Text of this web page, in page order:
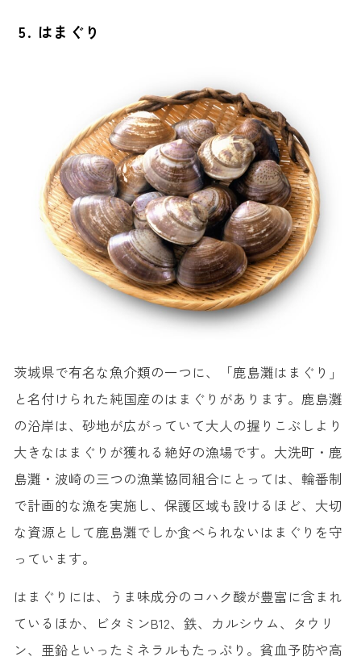
5. はまぐり
茨城県で有名な魚介類の一つに、「鹿島灘はまぐり」
と名付けられた純国産のはまぐりがあります。鹿島灘
の沿岸は、砂地が広がっていて大人の握りこぶしより
大きなはまぐりが獲れる絶好の漁場です。大洗町・鹿
島灘・波崎の三つの漁業協同組合にとっては、輪番制
で計画的な漁を実施し、保護区域も設けるほど、大切
な資源として鹿島灘でしか食べられないはまぐりを守
っています。
はまぐりには、うま味成分のコハク酸が豊富に含まれ
ているほか、ビタミンB12、鉄、カルシウム、タウリ
ン、亜鉛といったミネラルもたっぷり。貧血予防や高